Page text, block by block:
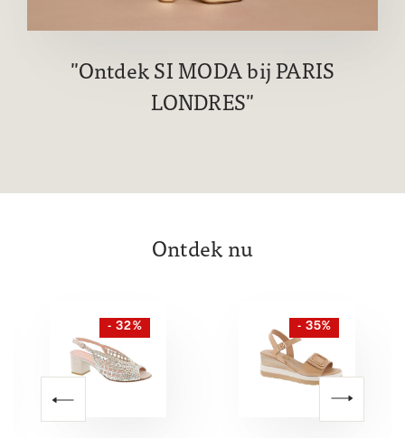
Ontdek SI MODA bij PARIS
LONDRES
Ontdek nu
- 32% - 35%